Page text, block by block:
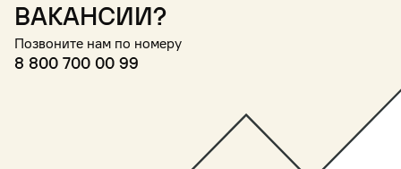
вакансии?
Позвоните нам по номеру
8 800 700 00 99